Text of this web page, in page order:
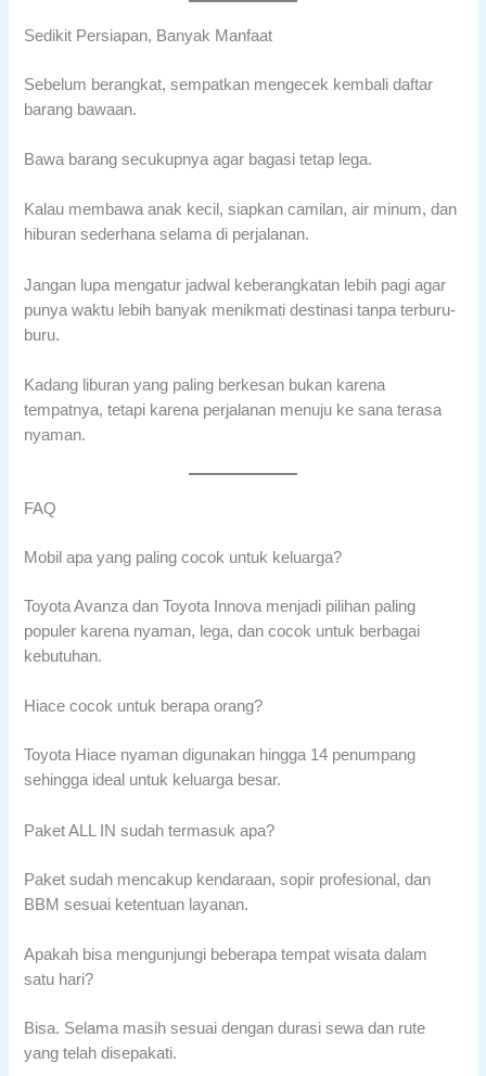
Sedikit Persiapan, Banyak Manfaat
Sebelum berangkat, sempatkan mengecek kembali daftar
barang bawaan.
Bawa barang secukupnya agar bagasi tetap lega.
Kalau membawa anak kecil, siapkan camilan, air minum, dan
hiburan sederhana selama di perjalanan.
Jangan lupa mengatur jadwal keberangkatan lebih pagi agar
punya waktu lebih banyak menikmati destinasi tanpa terburu-
buru.
Kadang liburan yang paling berkesan bukan karena
tempatnya, tetapi karena perjalanan menuju ke sana terasa
nyaman.
FAQ
Mobil apa yang paling cocok untuk keluarga?
Toyota Avanza dan Toyota Innova menjadi pilihan paling
populer karena nyaman, lega, dan cocok untuk berbagai
kebutuhan.
Hiace cocok untuk berapa orang?
Toyota Hiace nyaman digunakan hingga 14 penumpang
sehingga ideal untuk keluarga besar.
Paket ALL IN sudah termasuk apa?
Paket sudah mencakup kendaraan, sopir profesional, dan
BBM sesuai ketentuan layanan.
Apakah bisa mengunjungi beberapa tempat wisata dalam
satu hari?
Bisa. Selama masih sesuai dengan durasi sewa dan rute
yang telah disepakati.